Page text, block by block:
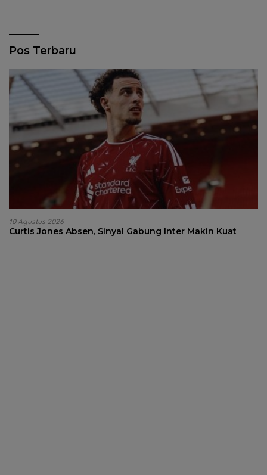
Pos Terbaru
10 Agustus 2026
Curtis Jones Absen, Sinyal Gabung Inter Makin Kuat